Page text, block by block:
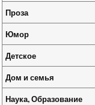
Проза
Юмор
Детское
Дом и семья
Наука, Образование